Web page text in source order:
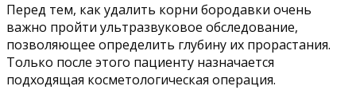
Перед тем, как удалить корни бородавки очень
важно пройти ультразвуковое обследование,
позволяющее определить глубину их прорастания.
Только после этого пациенту назначается
подходящая косметологическая операция.